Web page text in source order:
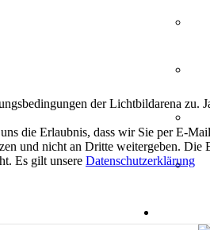
der Licht­bilda­re­na zu.
die Erlaub­nis, dass wir Sie per
und nicht an Drit­te wei­ter­ge­ben.
Es gilt unse­re Daten­schutz­er­klä­rung